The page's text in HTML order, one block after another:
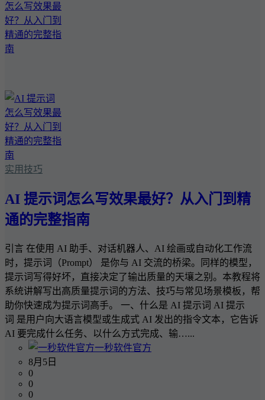
实用技巧
AI 提示词怎么写效果最好？从入门到精
通的完整指南
引言 在使用 AI 助手、对话机器人、AI 绘画或自动化工作流
时，提示词（Prompt） 是你与 AI 交流的桥梁。同样的模型，
提示词写得好坏，直接决定了输出质量的天壤之别。本教程将
系统讲解写出高质量提示词的方法、技巧与常见场景模板，帮
助你快速成为提示词高手。 一、什么是 AI 提示词 AI 提示
词 是用户向大语言模型或生成式 AI 发出的指令文本，它告诉
AI 要完成什么任务、以什么方式完成、输…...
一秒软件官方
8月5日
0
0
0